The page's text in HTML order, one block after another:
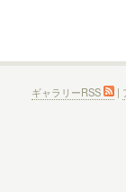
ギャラリーRSS |